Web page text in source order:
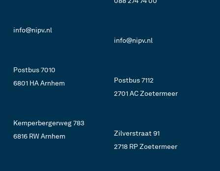
info@nipv.nl
Postbus 7010
6801 HA Arnhem
Kemperbergerweg 783
6816 RW Arnhem
info@nipv.nl
Postbus 7112
2701 AC Zoetermeer
Zilverstraat 91
2718 RP Zoetermeer